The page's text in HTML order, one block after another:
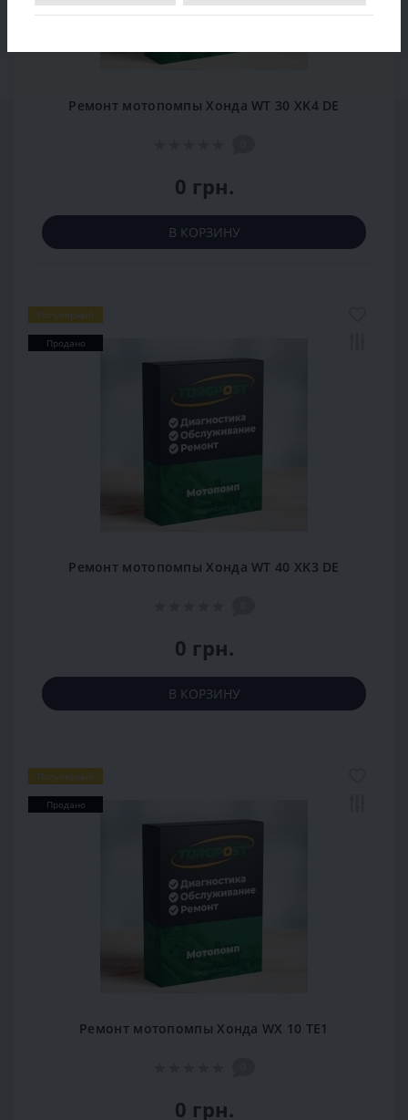
Ремонт мотопомпы Хонда WT 30 XK4 DE
0 грн.
В КОРЗИНУ
Популярный
Продано
Ремонт мотопомпы Хонда WT 40 XK3 DE
0 грн.
В КОРЗИНУ
Популярный
Продано
Ремонт мотопомпы Хонда WX 10 TE1
0 грн.